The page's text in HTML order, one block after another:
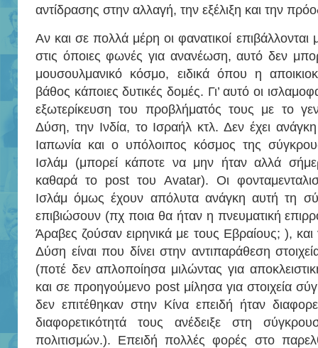
αντίδρασης στην αλλαγή, την εξέλιξη και την
Αν και σε πολλά μέρη οι φανατικοί επιβάλλονται
στις όποιες φωνές για ανανέωση, αυτό δεν
μουσουλμανικό κόσμο, ειδικά όπου η
βάθος κάποιες δυτικές δομές. Γι’ αυτό οι
εξωτερίκευση του προβλήματός τους με το
Δύση, την Ινδία, το Ισραήλ κτλ. Δεν έχει
Ιαπωνία και ο υπόλοιπος κόσμος της
Ισλάμ (μπορεί κάποτε να μην ήταν αλλά
καθαρά το post του Avatar). Οι
Ισλάμ όμως έχουν απόλυτα ανάγκη αυτή τη
επιβιώσουν (πχ ποια θα ήταν η πνευματική
Άραβες ζούσαν ειρηνικά με τους Εβραίους; ), και
Δύση είναι που δίνει στην αντιπαράθεση
(ποτέ δεν απλοποίησα μιλώντας για
και σε προηγούμενο post μίλησα για στοιχεία
δεν επιτέθηκαν στην Κίνα επειδή ήταν
διαφορετικότητά τους ανέδειξε στη
πολιτισμών.). Επειδή πολλές φορές στο